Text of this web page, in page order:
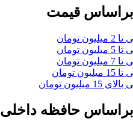
قیمت
تومان
تومان
تومان
تومان
میلیون تومان
حافظه داخلی